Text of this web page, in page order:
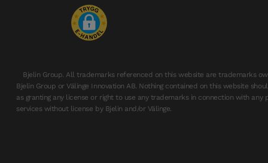
Bjelin Group. All trademarks referenced on this website are trademarks
Bjelin Group or Välinge Innovation AB. Nothing contained on this website
as granting any license or right to use any trademarks in connection with any
services without license by Bjelin and/or Välinge.